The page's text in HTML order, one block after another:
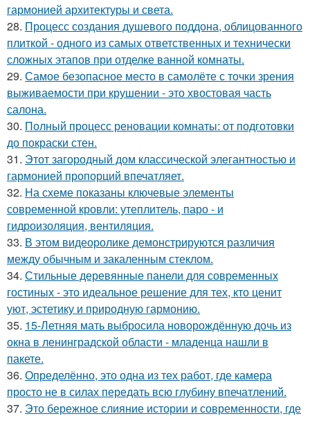
гармонией архитектуры и света.
28. Процесс создания душевого поддона, облицованного
плиткой - одного из самых ответственных и технически
сложных этапов при отделке ванной комнаты.
29. Самое безопасное место в самолёте с точки зрения
выживаемости при крушении - это хвостовая часть
салона.
30. Полный процесс реновации комнаты: от подготовки
до покраски стен.
31. Этот загородный дом классической элегантностью и
гармонией пропорций впечатляет.
32. На схеме показаны ключевые элементы
современной кровли: утеплитель, паро - и
гидроизоляция, вентиляция.
33. В этом видеоролике демонстрируются различия
между обычным и закаленным стеклом.
34. Стильные деревянные панели для современных
гостиных - это идеальное решение для тех, кто ценит
уют, эстетику и природную гармонию.
35. 15-Летняя мать выбросила новорождённую дочь из
окна в ленинградской области - младенца нашли в
пакете.
36. Определённо, это одна из тех работ, где камера
просто не в силах передать всю глубину впечатлений.
37. Это бережное слияние истории и современности, где